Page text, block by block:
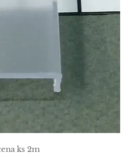
ks 2m